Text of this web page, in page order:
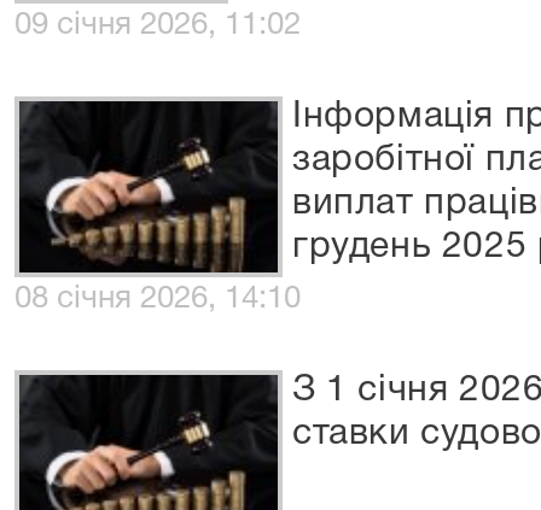
09 січня 2026, 11:02
Інформація
заробітної
виплат
грудень 2025
08 січня 2026, 14:10
З 1 січня
ставки